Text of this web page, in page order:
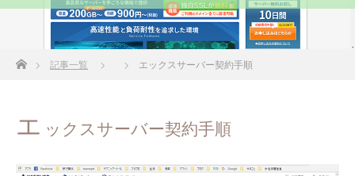
ホーム記事一覧 エックスサーバー契約手順
エ ックスサーバー契約手順